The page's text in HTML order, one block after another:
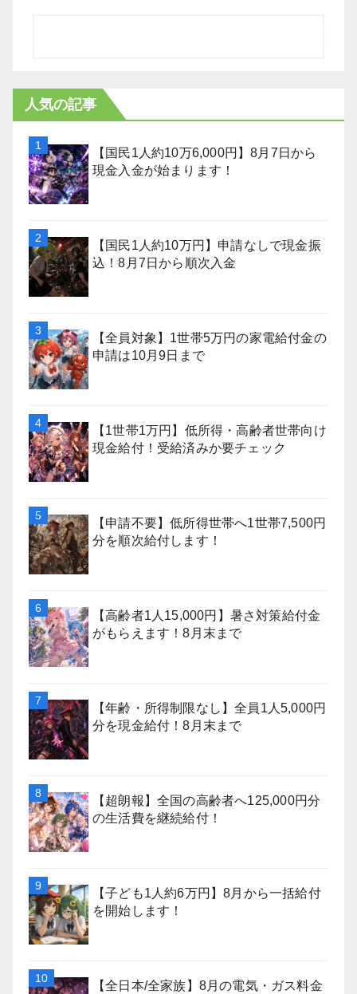
人気の記事
【国民1人約10万6,000円】8月7日から
現金入金が始まります！
【国民1人約10万円】申請なしで現金振
込！8月7日から順次入金
【全員対象】1世帯5万円の家電給付金の
申請は10月9日まで
【1世帯1万円】低所得・高齢者世帯向け
現金給付！受給済みか要チェック
【申請不要】低所得世帯へ1世帯7,500円
分を順次給付します！
【高齢者1人15,000円】暑さ対策給付金
がもらえます！8月末まで
【年齢・所得制限なし】全員1人5,000円
分を現金給付！8月末まで
【超朗報】全国の高齢者へ125,000円分
の生活費を継続給付！
【子ども1人約6万円】8月から一括給付
を開始します！
【全日本/全家族】8月の電気・ガス料金